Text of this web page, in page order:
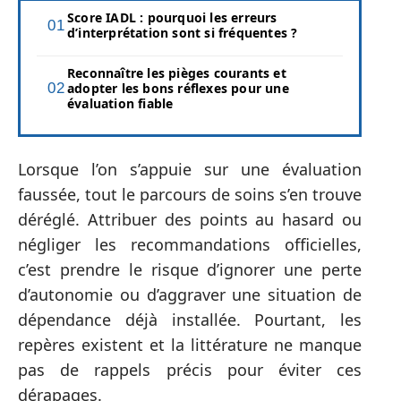
Score IADL : pourquoi les erreurs
d’interprétation sont si fréquentes ?
Reconnaître les pièges courants et
adopter les bons réflexes pour une
évaluation fiable
Lorsque l’on s’appuie sur une évaluation
faussée, tout le parcours de soins s’en trouve
déréglé. Attribuer des points au hasard ou
négliger les recommandations officielles,
c’est prendre le risque d’ignorer une perte
d’autonomie ou d’aggraver une situation de
dépendance déjà installée. Pourtant, les
repères existent et la littérature ne manque
pas de rappels précis pour éviter ces
dérapages.